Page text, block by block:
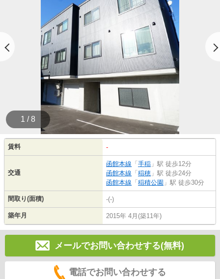
1 / 8
賃料 -
交通
函館本線 「手稲 」駅 徒歩12分
函館本線 「稲穂 」駅 徒歩24分
函館本線 「稲積公園 」駅 徒歩30分
間取り(面積) -(-)
築年月 2015年 4月(築11年)
メールでお問い合わせする(無料)
電話でお問い合わせする